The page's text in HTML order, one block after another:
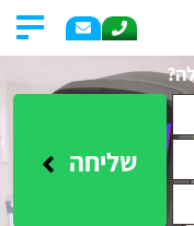
שליחה